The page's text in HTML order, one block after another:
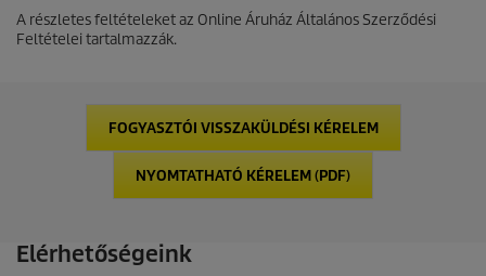
A részletes feltételeket az Online Áruház Általános Szerződési
Feltételei tartalmazzák.
FOGYASZTÓI VISSZAKÜLDÉSI KÉRELEM
NYOMTATHATÓ KÉRELEM (PDF)
Elérhetőségeink